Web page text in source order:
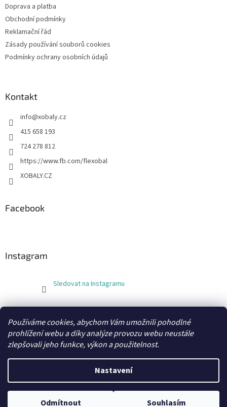
Používáme cookies, abychom Vám umožnili pohodlné
prohlížení webu a díky analýze provozu webu neustále
zlepšovali jeho funkce, výkon a použitelnost.
Nastavení
Odmítnout Souhlasím
Doprava a platba
Obchodní podmínky
Reklamační řád
Zásady používání souborů cookies
Podmínky ochrany osobních údajů
Kontakt
info@xobaly.cz
415 658 193
724 278 812
https://www.fb.com/flexobal
XOBALY.CZ
Facebook
Instagram
Sledovat na Instagramu
Copyright 2026xobaly.cz. Všechna práva vyhrazena.
Grafický návrh a kódování vytvořilBEOM.cz.